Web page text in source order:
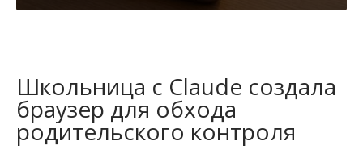
Школьница с Claude создала
браузер для обхода
родительского контроля